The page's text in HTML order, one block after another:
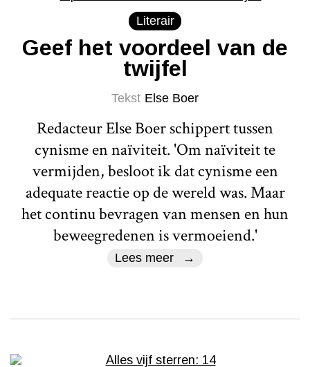
Literair
Geef het voordeel van de
twijfel
Tekst Else Boer
Redacteur Else Boer schippert tussen
cynisme en naïviteit. 'Om naïviteit te
vermijden, besloot ik dat cynisme een
adequate reactie op de wereld was. Maar
het continu bevragen van mensen en hun
beweegredenen is vermoeiend.'
Lees meer